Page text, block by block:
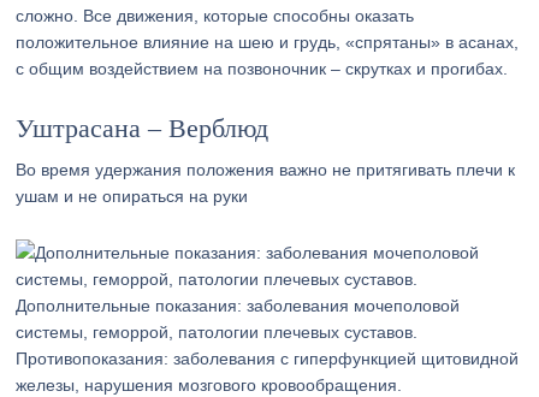
сложно. Все движения, которые способны оказать
положительное влияние на шею и грудь, «спрятаны» в асанах,
с общим воздействием на позвоночник – скрутках и прогибах.
Уштрасана – Верблюд
Во время удержания положения важно не притягивать плечи к
ушам и не опираться на руки
Дополнительные показания: заболевания мочеполовой
системы, геморрой, патологии плечевых суставов.
Противопоказания: заболевания с гиперфункцией щитовидной
железы, нарушения мозгового кровообращения.